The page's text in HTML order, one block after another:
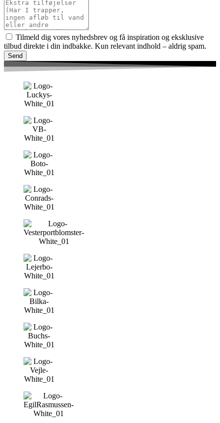
Tilmeld dig vores nyhedsbrev og få inspiration og eksklusive
tilbud direkte i din indbakke. Kun relevant indhold – aldrig spam.
Send